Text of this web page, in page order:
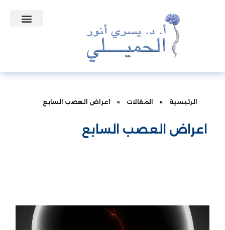
الرئيسية » المقالات » اعراض العصب السابع
اعراض العصب السابع